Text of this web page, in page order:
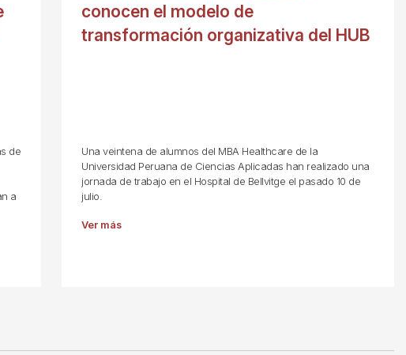
de
a
conocen el modelo de
transformación organizativa del HUB
Una veintena de alumnos del MBA Healthcare de la
Universidad Peruana de Ciencias Aplicadas han realizado una
jornada de trabajo en el Hospital de Bellvitge el pasado 10 de
julio.
Ver más